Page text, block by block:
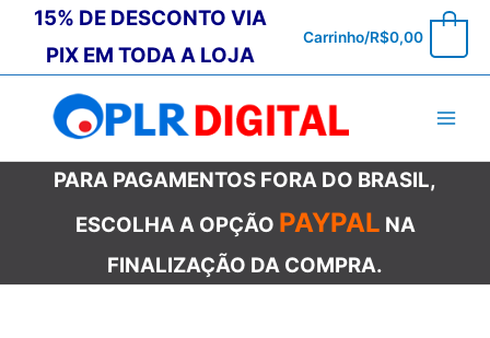
conteúdo
15% DE DESCONTO VIA
PIX EM TODA A LOJA
Carrinho/R$0,00
PARA PAGAMENTOS FORA DO BRASIL,
ESCOLHA A OPÇÃO PAYPAL NA
FINALIZAÇÃO DA COMPRA.